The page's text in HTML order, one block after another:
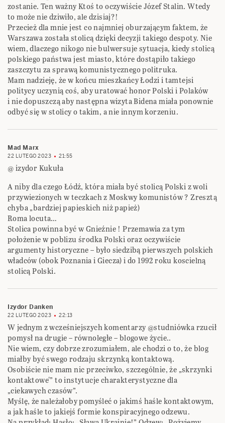
zostanie. Ten ważny Ktoś to oczywiście Józef Stalin. Wtedy
to może nie dziwiło, ale dzisiaj?!
Przecież dla mnie jest co najmniej oburzającym faktem, że
Warszawa została stolicą dzięki decyzji takiego despoty. Nie
wiem, dlaczego nikogo nie bulwersuje sytuacja, kiedy stolicą
polskiego państwa jest miasto, które dostąpiło takiego
zaszczytu za sprawą komunistycznego politruka.
Mam nadzieję, że w końcu mieszkańcy Łodzi i tamtejsi
politycy uczynią coś, aby uratować honor Polski i Polaków
i nie dopuszczą aby następna wizyta Bidena miała ponownie
odbyć się w stolicy o takim, a nie innym korzeniu.
Mad Marx
22 LUTEGO 2023 21:55
@ izydor Kukuła
A niby dla czego Łódź, która miała być stolicą Polski z woli
przywiezionych w teczkach z Moskwy komunistów ? Zresztą
chyba „bardziej papieskich niż papież)
Roma locuta…
Stolica powinna być w Gnieźnie ! Przemawia za tym
położenie w poblizu środka Polski oraz oczywiście
argumenty historyczne – było siedzibą pierwszych polskich
władców (obok Poznania i Giecza) i do 1992 roku koscielną
stolicą Polski.
Izydor Danken
22 LUTEGO 2023 22:13
W jednym z wcześniejszych komentarzy @studniówka rzucił
pomysł na drugie – równoległe – blogowe życie..
Nie wiem, czy dobrze zrozumiałem, ale chodzi o to, że blog
miałby być swego rodzaju skrzynką kontaktową.
Osobiście nie mam nic przeciwko, szczególnie, że „skrzynki
kontaktowe'” to instytucje charakterystyczne dla
„ciekawych czasów”.
Myślę, że należałoby pomyśleć o jakimś haśle kontaktowym,
a jak haśle to jakiejś formie konspiracyjnego odzewu.